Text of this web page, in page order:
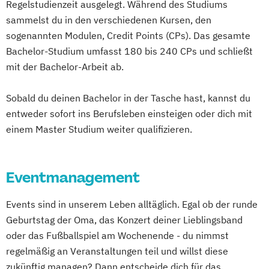
DevOps und Cloud Computing (DE/EN)
Digital Business (DE/EN)
Digital Business Management
Digital Entrepreneurship
(DE/EN)
Digital Product Management
Digital Transformation Management -
Digitale Transformation
E-Beratung in der Pädagogik
E-Commerce
Elektrotechnik
Engineering (DE/EN)
Entrepreneurship (DE/EN)
Ergotherapie
Regelstudienzeit ausgelegt. Während des Studiums
sammelst du in den verschiedenen Kursen, den
sogenannten Modulen, Credit Points (CPs). Das gesamte
Bachelor-Studium umfasst 180 bis 240 CPs und schließt
mit der Bachelor-Arbeit ab.
Sobald du deinen Bachelor in der Tasche hast, kannst du
entweder sofort ins Berufsleben einsteigen oder dich mit
einem Master Studium weiter qualifizieren.
Eventmanagement
Events sind in unserem Leben alltäglich. Egal ob der runde
Geburtstag der Oma, das Konzert deiner Lieblingsband
oder das Fußballspiel am Wochenende - du nimmst
regelmäßig an Veranstaltungen teil und willst diese
zukünftig managen? Dann entscheide dich für das